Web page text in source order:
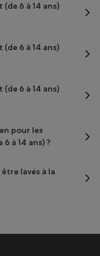
6 à 14 ans)
6 à 14 ans)
6 à 14 ans)
pour les
à 14 ans) ?
lavés à la